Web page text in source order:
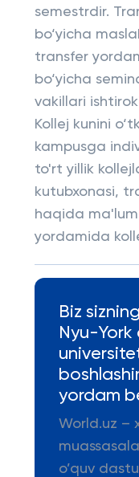
semestrdir.
bo‘yicha
transfer
bo‘yicha
vakillari
Kollej kunini
kampusga
to'rt yillik
kutubxonasi,
haqida
yordamida
Biz
Nyu-
yordam
World.uz –
o’quv